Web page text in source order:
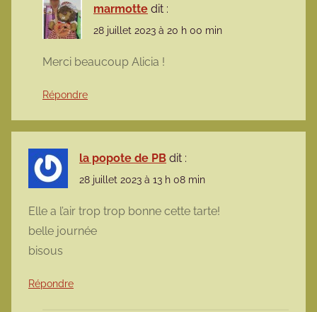
marmotte dit :
28 juillet 2023 à 20 h 00 min
Merci beaucoup Alicia !
Répondre
la popote de PB dit :
28 juillet 2023 à 13 h 08 min
Elle a l’air trop trop bonne cette tarte!
belle journée
bisous
Répondre